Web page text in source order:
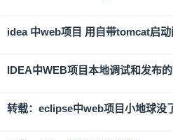
idea 中web项目 用自带tomcat启动
IDEA中WEB项目本地调试和发布
转载：eclipse中web项目小地球没